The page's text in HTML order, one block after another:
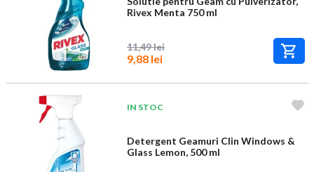
Rivex Menta 750 ml
11,49 lei
9,88 lei
IN STOC
Detergent Geamuri Clin Windows &
Glass Lemon, 500 ml